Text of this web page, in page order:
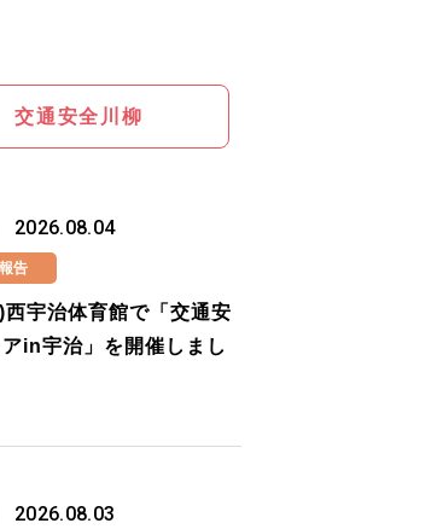
交通安全川柳
2026.08.04
告
西宇治体育館で「交通安
in宇治」を開催しまし
2026.08.03